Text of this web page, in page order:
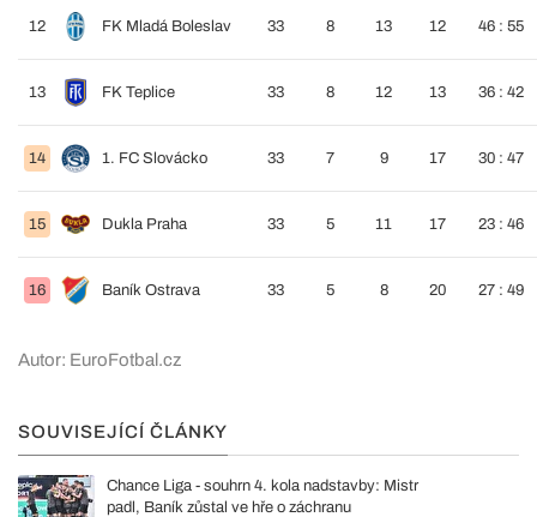
12 FK Mladá Boleslav 33 8 13 12 46 : 55
13 FK Teplice 33 8 12 13 36 : 42
14 1. FC Slovácko 33 7 9 17 30 : 47
15 Dukla Praha 33 5 11 17 23 : 46
16 Baník Ostrava 33 5 8 20 27 : 49
Autor: EuroFotbal.cz
SOUVISEJÍCÍ ČLÁNKY
Chance Liga - souhrn 4. kola nadstavby: Mistr
padl, Baník zůstal ve hře o záchranu